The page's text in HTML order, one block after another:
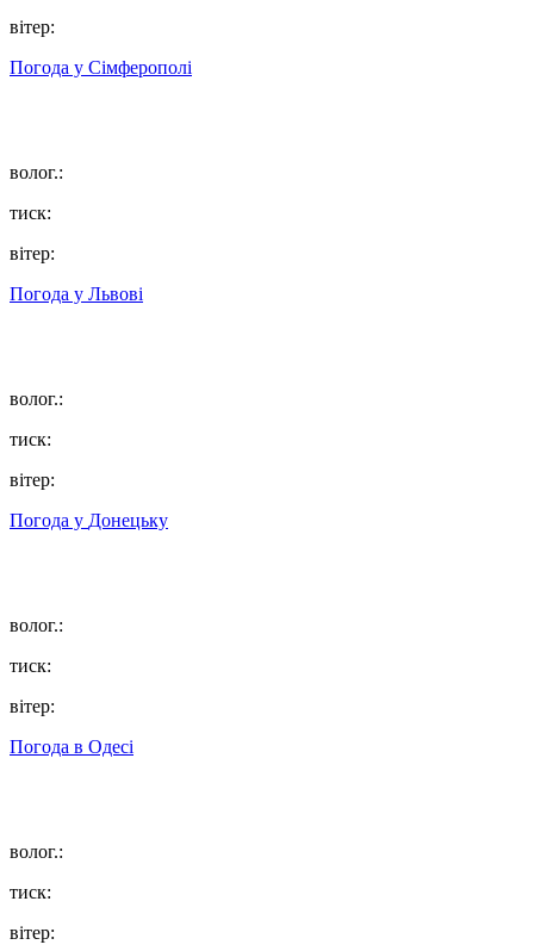
вітер:
Погода у Сімферополі
волог.:
тиск:
вітер:
Погода у Львові
волог.:
тиск:
вітер:
Погода у Донецьку
волог.:
тиск:
вітер:
Погода в Одесі
волог.:
тиск:
вітер: